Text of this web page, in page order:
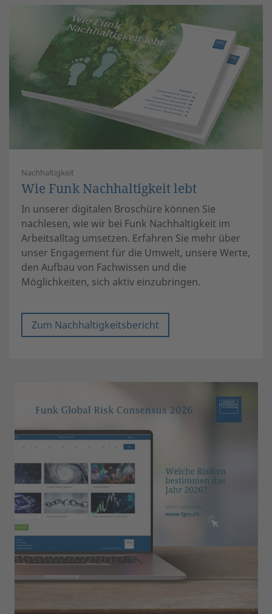
Nachhaltigkeit
Wie Funk Nachhaltigkeit lebt
In unserer digitalen Broschüre können Sie
nachlesen, wie wir bei Funk Nachhaltigkeit im
Arbeitsalltag umsetzen. Erfahren Sie mehr über
unser Engagement für die Umwelt, unsere Werte,
den Aufbau von Fachwissen und die
Möglichkeiten, sich aktiv einzubringen.
Zum Nachhaltigkeitsbericht